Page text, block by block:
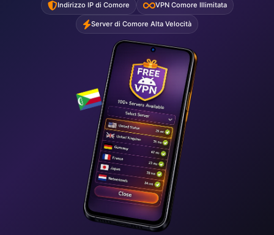
Indirizzo IP di Comore VPN Comore Illimitata
Server di Comore Alta Velocità